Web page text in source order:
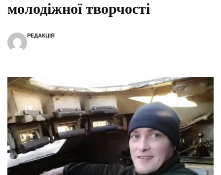
молодіжної творчості
РЕДАКЦІЯ